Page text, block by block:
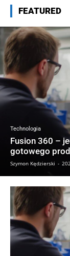
FEATURED
Technologia
Fusion 360 –
gotowego
Szymon Kędzierski -